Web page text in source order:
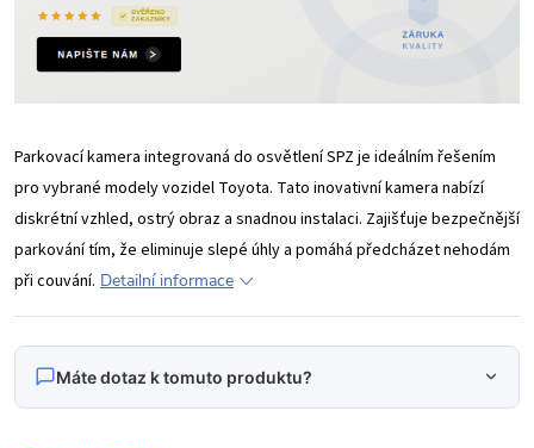
Parkovací kamera integrovaná do osvětlení SPZ je ideálním řešením
pro vybrané modely vozidel Toyota. Tato inovativní kamera nabízí
diskrétní vzhled, ostrý obraz a snadnou instalaci. Zajišťuje bezpečnější
parkování tím, že eliminuje slepé úhly a pomáhá předcházet nehodám
při couvání. Detailní informace
Máte dotaz k tomuto produktu?